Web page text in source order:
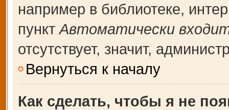
например в библиотеке,
пунктАвтоматически
отсутствует, значит,
Вернуться к началу
Как сделать, чтобы я не